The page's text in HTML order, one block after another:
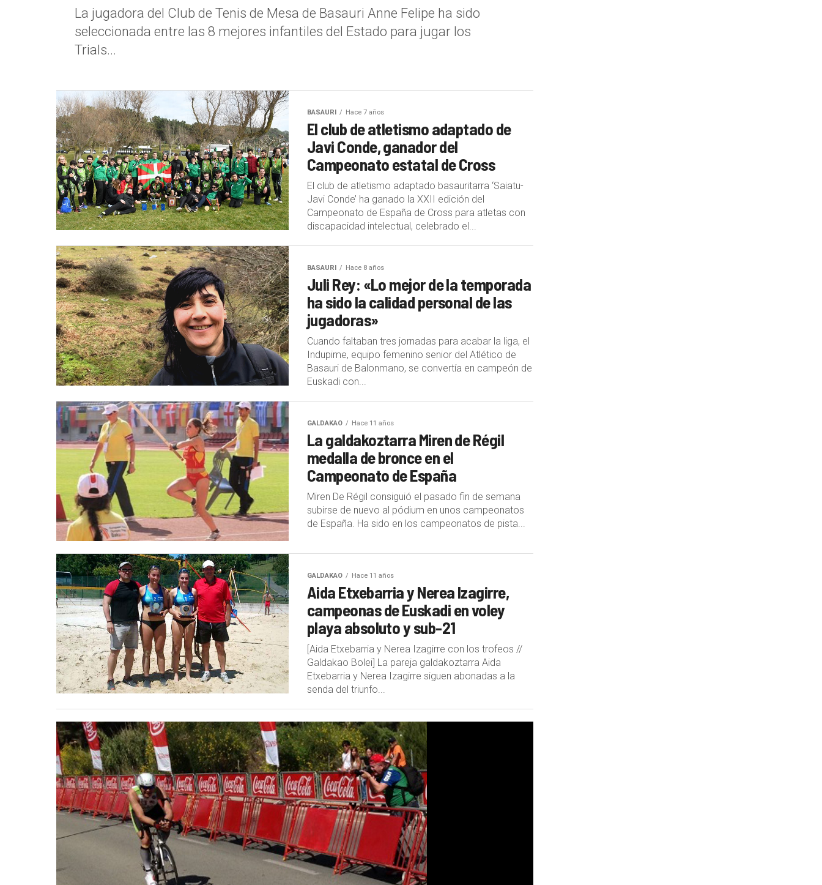
La jugadora del Club de Tenis de Mesa de Basauri Anne Felipe ha sido
seleccionada entre las 8 mejores infantiles del Estado para jugar los
Trials...
BASAURI Hace 7 años
El club de atletismo adaptado de
Javi Conde, ganador del
Campeonato estatal de Cross
El club de atletismo adaptado basauritarra ‘Saiatu-
Javi Conde’ ha ganado la XXII edición del
Campeonato de España de Cross para atletas con
discapacidad intelectual, celebrado el...
BASAURI Hace 8 años
Juli Rey: «Lo mejor de la temporada
ha sido la calidad personal de las
jugadoras»
Cuando faltaban tres jornadas para acabar la liga, el
Indupime, equipo femenino senior del Atlético de
Basauri de Balonmano, se convertía en campeón de
Euskadi con...
GALDAKAO Hace 11 años
La galdakoztarra Miren de Régil
medalla de bronce en el
Campeonato de España
Miren De Régil consiguió el pasado fin de semana
subirse de nuevo al pódium en unos campeonatos
de España. Ha sido en los campeonatos de pista...
GALDAKAO Hace 11 años
Aida Etxebarria y Nerea Izagirre,
campeonas de Euskadi en voley
playa absoluto y sub-21
[Aida Etxebarria y Nerea Izagirre con los trofeos //
Galdakao Bolei] La pareja galdakoztarra Aida
Etxebarria y Nerea Izagirre siguen abonadas a la
senda del triunfo...